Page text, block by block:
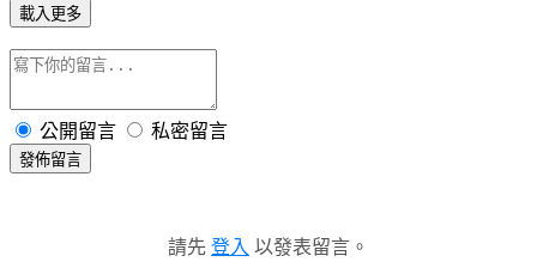
載入更多
公開留言 私密留言
發佈留言
請先 登入 以發表留言。